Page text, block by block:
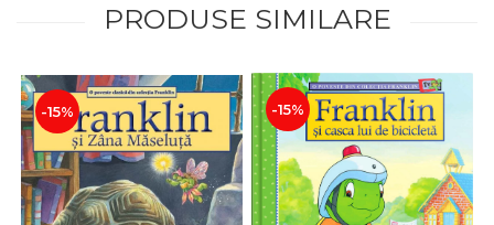
PRODUSE SIMILARE
-15% -15%